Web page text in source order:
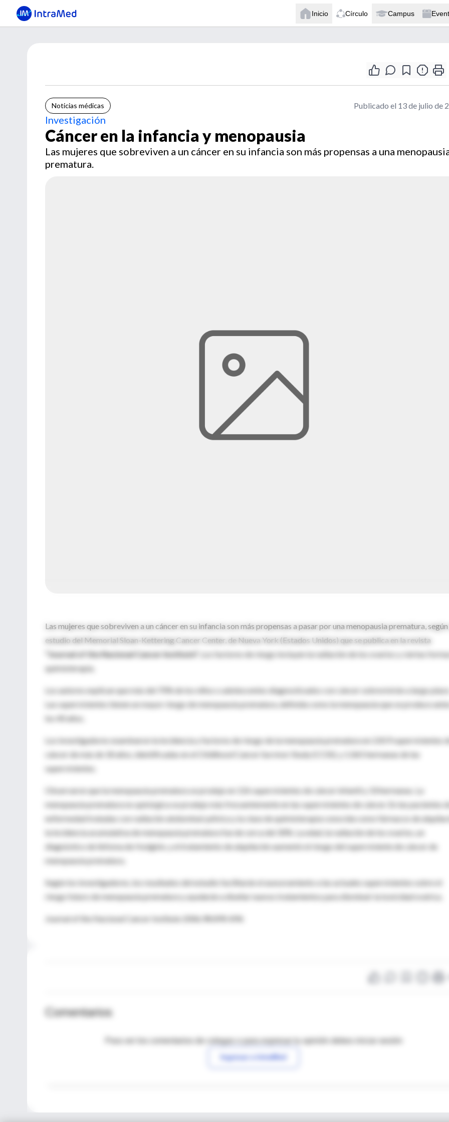
Inicio Círculo Campus
Noticias médicas Publicado el 13 de julio de
Investigación
Cáncer en la infancia y menopausia
Las mujeres que sobreviven a un cáncer en su infancia son más propensas a una
prematura.
Las mujeres que sobreviven a un cáncer en su infancia son más propensas a pasar por una menopausia prematura, según
estudio del Memorial Sloan-Kettering Cancer Center, de Nueva York (Estados Unidos) que se publica en la revista
“Journal of the Nacional Cancer Institute”.
Los factores de riesgo incluyen la radiación de los ovarios y ciertas
quimioterapia.
Los autores explican que más del 70% de los niños o adolescentes diagnosticados con cáncer sobrevivirán a largo plazo.
Las supervivientes tienen un mayor riesgo de menopausia prematura, definida como la menopausia que se produce
los 40 años.
Los investigadores examinaron la incidencia y factores de riesgo de la menopausia prematura en 2.819 supervivientes
cáncer de más de 18 años, identificadas en el Childhood Cancer Survivor Study (CCSS), y 1.065 hermanas de las
supervivientes.
Observaron que la menopausia prematura se produjo en 126 supervivientes de cáncer infantil y 33 hermanas. La
menopausia prematura no quirúrgica se produjo más frecuentemente en las supervivientes de cáncer. En las pacientes
enfermedad tratadas con radiación abdominal-pélvica y la clase de quimioterapia conocida como fármacos de
la incidencia acumulativa de menopausia prematura fue de cerca del 30%. La edad, la radiación de los ovarios, un
diagnóstico de linfoma de Hodgkin, y el tratamiento de alquilación aumentó el riesgo del superviviente de cáncer de
menopausia prematura.
Según los investigadores, los resultados del estudio facilitarán el asesoramiento a las actuales supervivientes sobre el
riesgo futuro de menopausia prematura y ayudarán a diseñar nuevos tratamientos para disminuir la toxicidad ovárica.
Journal of the Nacional Cancer Institute 2006;98:890-896
Comentarios
Para ver los comentarios de colegas o para expresar tu opinión debes iniciar sesión
Ingresar a IntraMed